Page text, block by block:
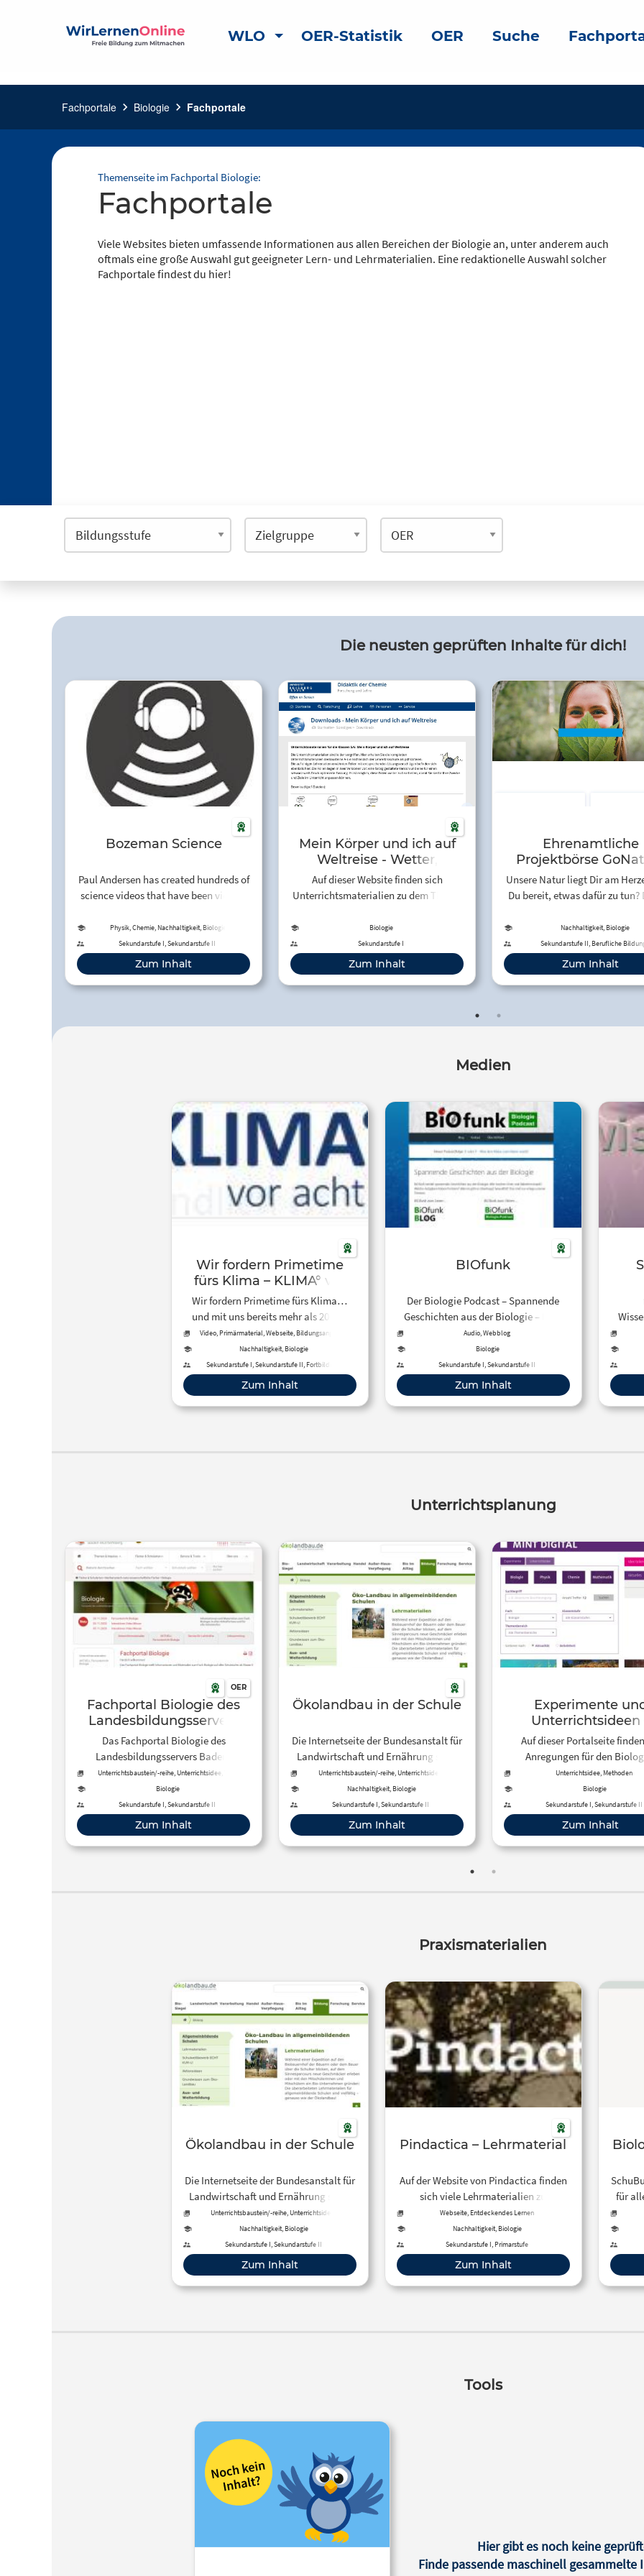
WLO OER-Statistik OER Suche
Fachportale chevron_right Biologie chevron_right Fachportale
Themenseite im Fachportal Biologie:
Fachportale
Viele Websites bieten umfassende Informationen aus allen Bereichen der Biologie an, unter anderem auch
oftmals eine große Auswahl gut geeigneter Lern- und Lehrmaterialien. Eine redaktionelle Auswahl solcher
Fachportale findest du hier!
Die neusten geprüften Inhalte für dich!
Bozeman Science
Paul Andersen has created hundreds of
science videos that have been viewed
the world. His video essentials for AP
Biology, AP Chemistry, AP
Environmental Science, and AP
Physics 1&2 are aligned to the AP
curriculum. He also has created a
Physik, Chemie, Nachhaltigkeit, Biologie
Sekundarstufe I, Sekundarstufe II
Zum Inhalt
Mein Körper und ich auf
Weltreise - Wetter,
Energie & Ernährung
Auf dieser Website finden sich
Unterrichtsmaterialien zu dem Thema
die Bereiche Wetter,
Temperaturmessung und Energie und
Ernährung.
Biologie
Sekundarstufe I
Zum Inhalt
Ehrenamtliche
Projektbörse
Unsere Natur liegt Dir am
Du bereit, etwas dafür zu tun?
Deutschland übernehmen
Verantwortung für
Lebensraum. Ganz einfach –
ehrenamtlichen
einem der vielen tausend
Nachhaltigkeit, Biologie
Sekundarstufe II, Berufliche
Erwachsenenbildung
Zum Inhalt
Medien
Wir fordern Primetime
fürs Klima – KLIMA° vor
acht
Wir fordern Primetime fürs Klima…
und mit uns bereits mehr als 20.000
Unterstützer:innen. Hier erfährst Du
alles über die Aktion KLIMA vor acht!
Video, Primärmaterial, Webseite, Bildungsangebot
Nachhaltigkeit, Biologie
Sekundarstufe I, Sekundarstufe II, Fortbildung
Zum Inhalt
BIOfunk
Der Biologie Podcast – Spannende
Geschichten aus der Biologie – Blog
und Podcast
Audio, Webblog
Biologie
Sekundarstufe I, Sekundarstufe II
Zum Inhalt
eine
wird
Unterrichtsplanung
OER
Fachportal Biologie des
Landesbildungsservers
Baden-Württemberg
Das Fachportal Biologie des
Landesbildungsservers Baden-
Württemberg stellt
Unterrichtsmaterialien, Ideen, Module,
Informationen zum Fach Biologie ab
Klasse 5 bereit.
Unterrichtsbaustein/-reihe, Unterrichtsidee, Tool
Biologie
Sekundarstufe I, Sekundarstufe II
Zum Inhalt
Ökolandbau in der Schule
Die Internetseite der Bundesanstalt für
Landwirtschaft und Ernährung stellt
Lehrmaterialien, Aktionsideen, Wissen
und ein Bio-Quiz rund um den
Ökolandbau zur Verfügung.
Unterrichtsbaustein/-reihe, Unterrichtsidee,
Nachhaltigkeit, Biologie
Sekundarstufe I, Sekundarstufe II
Zum Inhalt
Experimente
Unterrichtsideen
MINTdigital
Auf dieser Portalseite
Anregungen für den
Unterricht.
Unterrichtsidee, Methoden
Biologie
Sekundarstufe I, Sekundarstufe II
Zum Inhalt
Praxismaterialien
Ökolandbau in der Schule
Die Internetseite der Bundesanstalt für
Landwirtschaft und Ernährung stellt
Lehrmaterialien, Aktionsideen, Wissen
und ein Bio-Quiz rund um den
Ökolandbau zur Verfügung.
Unterrichtsbaustein/-reihe, Unterrichtsidee,
Nachhaltigkeit, Biologie
Sekundarstufe I, Sekundarstufe II
Zum Inhalt
Pindactica – Lehrmaterial
Auf der Website von Pindactica finden
sich viele Lehrmaterialien zu
verschiedenen Themen und für
verschiedene Jahrgangsstufen.
reinschauen lohnt sich!
Webseite, Entdeckendes Lernen
Nachhaltigkeit, Biologie
Sekundarstufe I, Primarstufe
Zum Inhalt
für
findest
des
Tools
Hier gibt es noch keine
Finde passende maschinell gesammelte